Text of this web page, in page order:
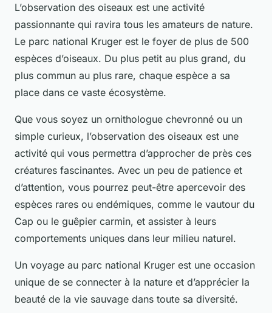
L’observation des oiseaux est une activité
passionnante qui ravira tous les amateurs de nature.
Le parc national Kruger est le foyer de plus de 500
espèces d’oiseaux. Du plus petit au plus grand, du
plus commun au plus rare, chaque espèce a sa
place dans ce vaste écosystème.
Que vous soyez un ornithologue chevronné ou un
simple curieux, l’observation des oiseaux est une
activité qui vous permettra d’approcher de près ces
créatures fascinantes. Avec un peu de patience et
d’attention, vous pourrez peut-être apercevoir des
espèces rares ou endémiques, comme le vautour du
Cap ou le guêpier carmin, et assister à leurs
comportements uniques dans leur milieu naturel.
Un voyage au parc national Kruger est une occasion
unique de se connecter à la nature et d’apprécier la
beauté de la vie sauvage dans toute sa diversité.